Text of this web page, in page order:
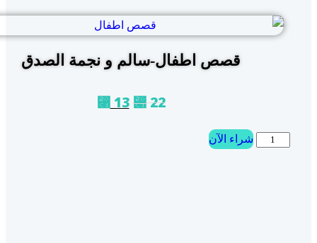
قصص اطفال-سالم و نجمة الصدق
⃁13
شراء الآن